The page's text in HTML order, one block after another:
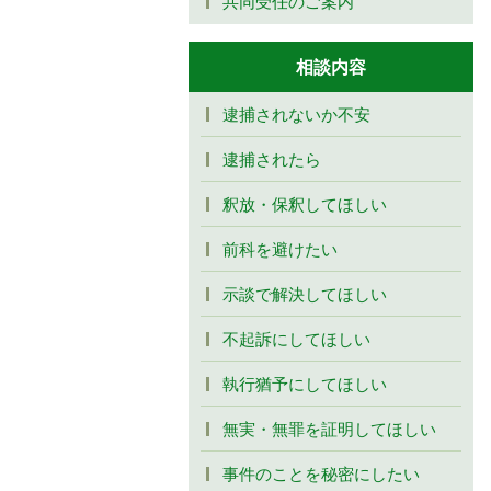
相談内容
逮捕されないか不安
逮捕されたら
釈放・保釈してほしい
前科を避けたい
示談で解決してほしい
不起訴にしてほしい
執行猶予にしてほしい
無実・無罪を証明してほしい
事件のことを秘密にしたい